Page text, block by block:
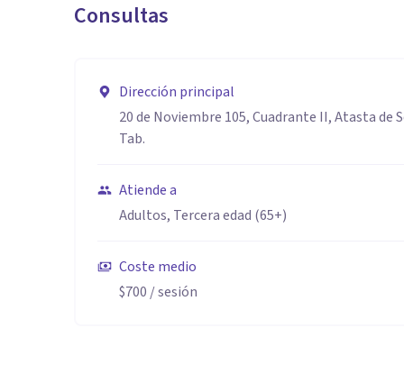
Consultas
Dirección principal
20 de Noviembre 105, Cuadrante II, Atasta de
Tab.
Atiende a
Adultos, Tercera edad (65+)
Coste medio
$700 / sesión